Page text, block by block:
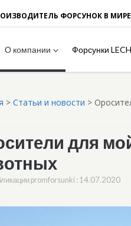
ФОРСУНОК В
О компании Форсунки
> Статьи и новости >
для
promforsunki : 14.07.2020